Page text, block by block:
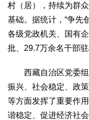
村（居），持续为群
基础。据统计，“争先
各级党政机关、国有
批、29.7万余名干部驻
西藏自治区党委组
振兴、社会稳定、政
等方面发挥了重要作
谐稳定、促进经济社